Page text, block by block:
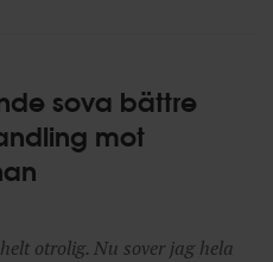
sova bättre
mot
otrolig. Nu sover jag hela